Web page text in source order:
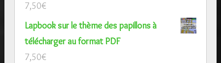
7,50€
Lapbook sur le thème des papillons à
télécharger au format PDF
7,50€